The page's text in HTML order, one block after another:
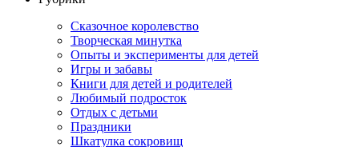
Сказочное королевство
Творческая минутка
Опыты и эксперименты для детей
Игры и забавы
Книги для детей и родителей
Любимый подросток
Отдых с детьми
Праздники
Шкатулка сокровищ